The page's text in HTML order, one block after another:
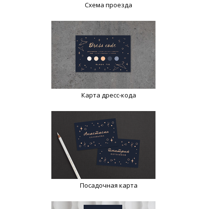
Схема проезда
Карта дресс-кода
Посадочная карта